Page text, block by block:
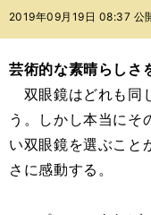
バ
2019年09月19日 08:37 公
芸術的な素晴らしさ
双眼鏡はどれも同
う。しかし本当にそ
い双眼鏡を選ぶこと
さに感動する。